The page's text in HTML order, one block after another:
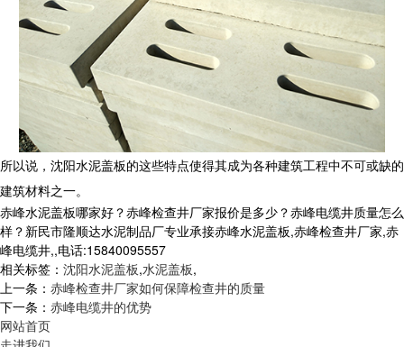
所以说，沈阳水泥盖板的这些特点使得其成为各种建筑工程中不可或缺的
建筑材料之一。
赤峰水泥盖板哪家好？赤峰检查井厂家报价是多少？赤峰电缆井质量怎么
样？新民市隆顺达水泥制品厂专业承接赤峰水泥盖板,赤峰检查井厂家,赤
峰电缆井,,电话:15840095557
相关标签： 沈阳水泥盖板,水泥盖板,
上一条： 赤峰检查井厂家如何保障检查井的质量
下一条： 赤峰电缆井的优势
网站首页